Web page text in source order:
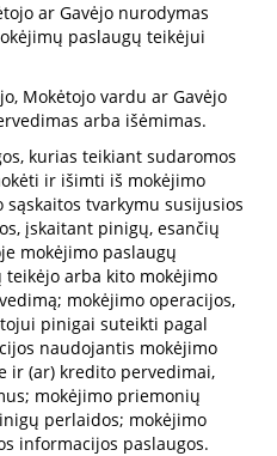
ar Gavėjo nurodymas
paslaugų teikėjui
Mokėtojo vardu ar Gavėjo
arba išėmimas.
kurias teikiant sudaromos
ir išimti iš mokėjimo
tvarkymu susijusios
įskaitant pinigų, esančių
mokėjimo paslaugų
arba kito mokėjimo
mokėjimo operacijos,
pinigai suteikti pagal
naudojantis mokėjimo
ir (ar) kredito pervedimai,
mokėjimo priemonių
perlaidos; mokėjimo
informacijos paslaugos.